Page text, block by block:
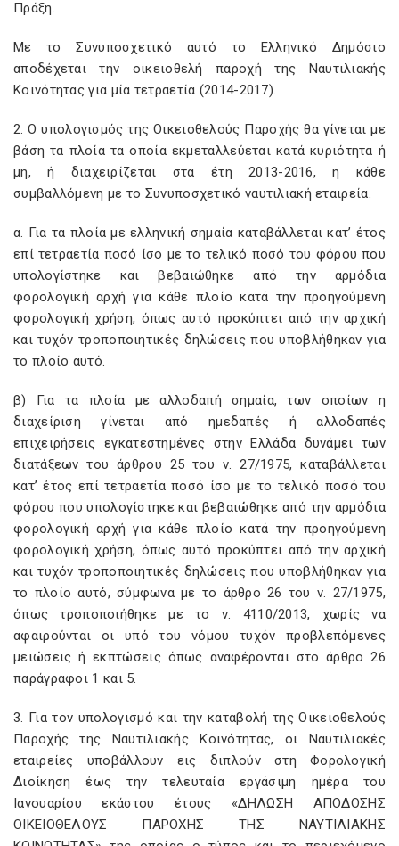
Πράξη.
Με το Συνυποσχετικό αυτό το Ελληνικό Δημόσιο
αποδέχεται την οικειοθελή παροχή της Ναυτιλιακής
Κοινότητας για μία τετραετία (2014-2017).
2. Ο υπολογισμός της Οικειοθελούς Παροχής θα γίνεται με
βάση τα πλοία τα οποία εκμεταλλεύεται κατά κυριότητα ή
μη, ή διαχειρίζεται στα έτη 2013-2016, η κάθε
συμβαλλόμενη με το Συνυποσχετικό ναυτιλιακή εταιρεία.
α. Για τα πλοία με ελληνική σημαία καταβάλλεται κατ’ έτος
επί τετραετία ποσό ίσο με το τελικό ποσό του φόρου που
υπολογίστηκε και βεβαιώθηκε από την αρμόδια
φορολογική αρχή για κάθε πλοίο κατά την προηγούμενη
φορολογική χρήση, όπως αυτό προκύπτει από την αρχική
και τυχόν τροποποιητικές δηλώσεις που υποβλήθηκαν για
το πλοίο αυτό.
β) Για τα πλοία με αλλοδαπή σημαία, των οποίων η
διαχείριση γίνεται από ημεδαπές ή αλλοδαπές
επιχειρήσεις εγκατεστημένες στην Ελλάδα δυνάμει των
διατάξεων του άρθρου 25 του ν. 27/1975, καταβάλλεται
κατ’ έτος επί τετραετία ποσό ίσο με το τελικό ποσό του
φόρου που υπολογίστηκε και βεβαιώθηκε από την αρμόδια
φορολογική αρχή για κάθε πλοίο κατά την προηγούμενη
φορολογική χρήση, όπως αυτό προκύπτει από την αρχική
και τυχόν τροποποιητικές δηλώσεις που υποβλήθηκαν για
το πλοίο αυτό, σύμφωνα με το άρθρο 26 του ν. 27/1975,
όπως τροποποιήθηκε με το ν. 4110/2013, χωρίς να
αφαιρούνται οι υπό του νόμου τυχόν προβλεπόμενες
μειώσεις ή εκπτώσεις όπως αναφέρονται στο άρθρο 26
παράγραφοι 1 και 5.
3. Για τον υπολογισμό και την καταβολή της Οικειοθελούς
Παροχής της Ναυτιλιακής Κοινότητας, οι Ναυτιλιακές
εταιρείες υποβάλλουν εις διπλούν στη Φορολογική
Διοίκηση έως την τελευταία εργάσιμη ημέρα του
Ιανουαρίου εκάστου έτους «ΔΗΛΩΣΗ ΑΠΟΔΟΣΗΣ
ΟΙΚΕΙΟΘΕΛΟΥΣ ΠΑΡΟΧΗΣ ΤΗΣ ΝΑΥΤΙΛΙΑΚΗΣ